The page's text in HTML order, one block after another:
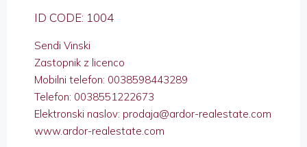
ID CODE: 1004
Sendi Vinski
Zastopnik z licenco
Mobilni telefon: 0038598443289
Telefon: 0038551222673
Elektronski naslov: prodaja@ardor-realestate.com
www.ardor-realestate.com